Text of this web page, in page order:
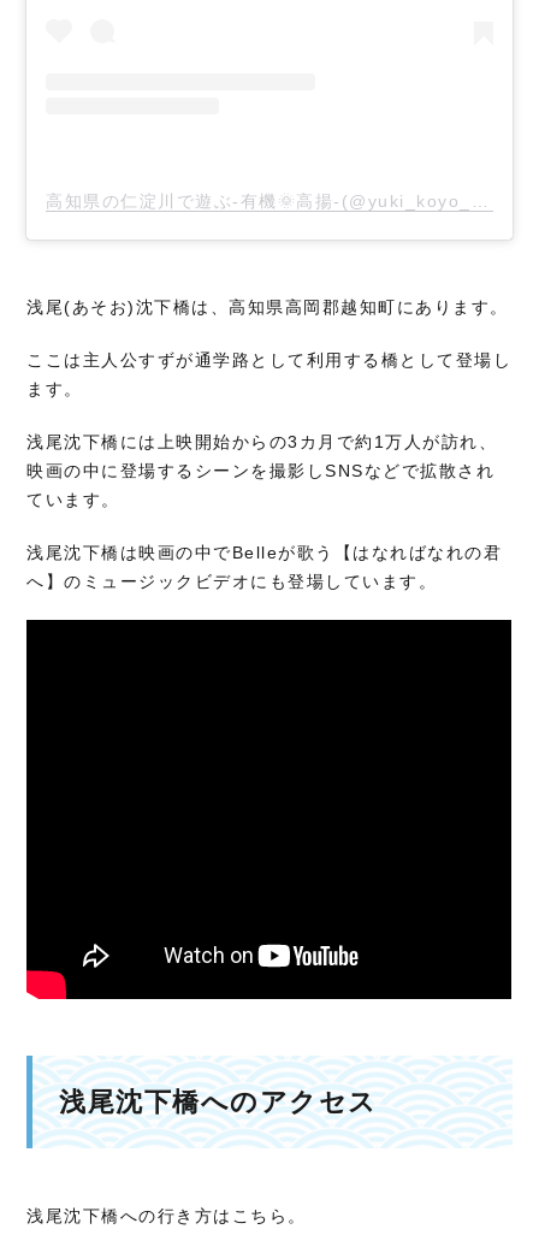
浅尾(あそお)沈下橋は、高知県高岡郡越知町にあります。
ここは主人公すずが通学路として利用する橋として登場し
ます。
浅尾沈下橋には上映開始からの3カ月で約1万人が訪れ、
映画の中に登場するシーンを撮影しSNSなどで拡散され
ています。
浅尾沈下橋は映画の中でBelleが歌う【はなればなれの君
へ】のミュージックビデオにも登場しています。
浅尾沈下橋へのアクセス
浅尾沈下橋への行き方はこちら。